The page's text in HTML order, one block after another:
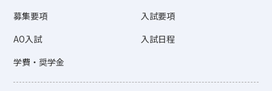
募集要項
入試要項
AO入試
入試日程
学費・奨学金